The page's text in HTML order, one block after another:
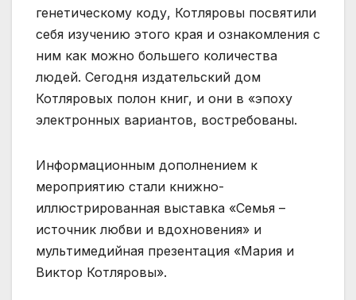
генетическому коду, Котляровы посвятили
себя изучению этого края и ознакомления с
ним как можно большего количества
людей. Сегодня издательский дом
Котляровых полон книг, и они в «эпоху
электронных вариантов, востребованы.
Информационным дополнением к
мероприятию стали книжно-
иллюстрированная выставка «Семья –
источник любви и вдохновения» и
мультимедийная презентация «Мария и
Виктор Котляровы».